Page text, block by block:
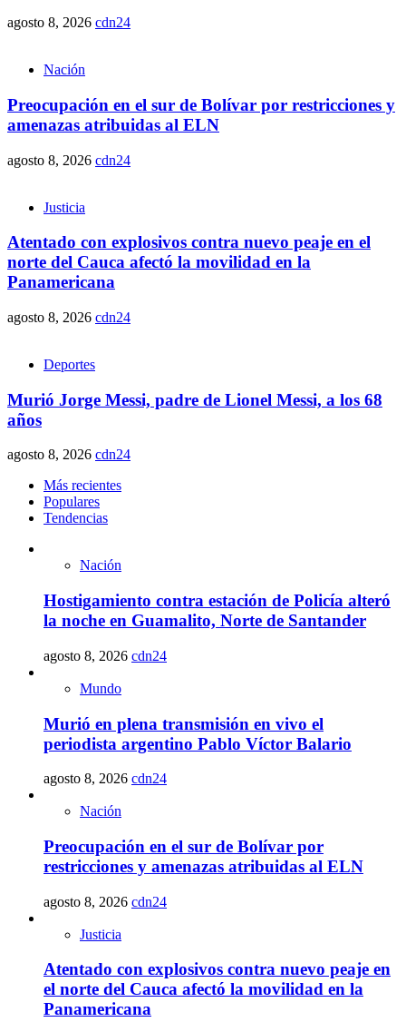
agosto 8, 2026 cdn24
Nación
Preocupación en el sur de Bolívar por restricciones y
amenazas atribuidas al ELN
agosto 8, 2026 cdn24
Justicia
Atentado con explosivos contra nuevo peaje en el
norte del Cauca afectó la movilidad en la
Panamericana
agosto 8, 2026 cdn24
Deportes
Murió Jorge Messi, padre de Lionel Messi, a los 68
años
agosto 8, 2026 cdn24
Más recientes
Populares
Tendencias
Nación
Hostigamiento contra estación de Policía alteró
la noche en Guamalito, Norte de Santander
agosto 8, 2026 cdn24
Mundo
Murió en plena transmisión en vivo el
periodista argentino Pablo Víctor Balario
agosto 8, 2026 cdn24
Nación
Preocupación en el sur de Bolívar por
restricciones y amenazas atribuidas al ELN
agosto 8, 2026 cdn24
Justicia
Atentado con explosivos contra nuevo peaje en
el norte del Cauca afectó la movilidad en la
Panamericana